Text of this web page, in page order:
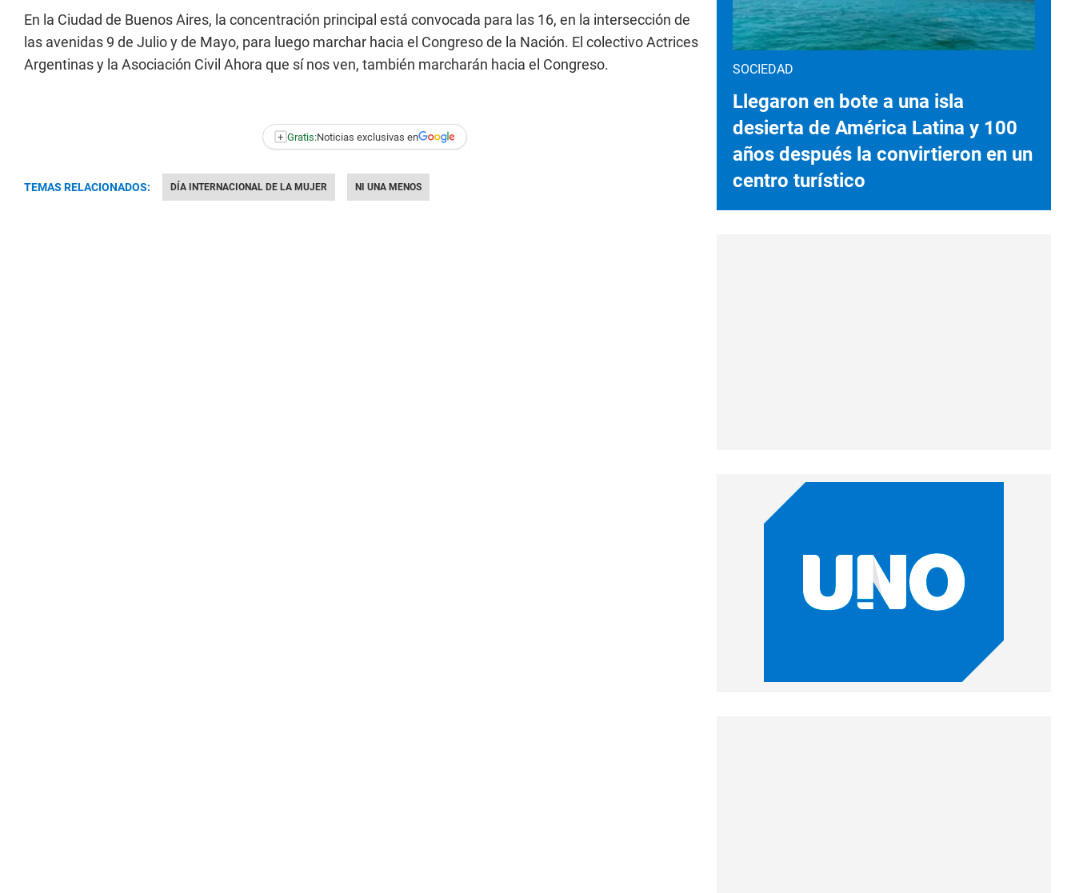
En la Ciudad de Buenos Aires, la concentración principal está convocada para las 16, en la intersección de
las avenidas 9 de Julio y de Mayo, para luego marchar hacia el Congreso de la Nación. El colectivo Actrices
Argentinas y la Asociación Civil Ahora que sí nos ven, también marcharán hacia el Congreso.
+ Gratis:Noticias exclusivas en
TEMAS RELACIONADOS: DÍA INTERNACIONAL DE LA MUJER NI UNA MENOS
SOCIEDAD
Llegaron en bote a una isla
desierta de América Latina y 100
años después la convirtieron en un
centro turístico